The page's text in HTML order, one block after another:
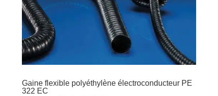
Gaine flexible polyéthylène électroconducteur PE
322 EC